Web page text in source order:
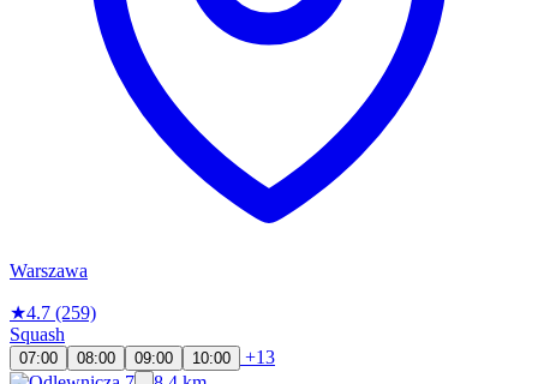
Warszawa
★4.7 (259)
Squash
07:00 08:00 09:00 10:00
+13